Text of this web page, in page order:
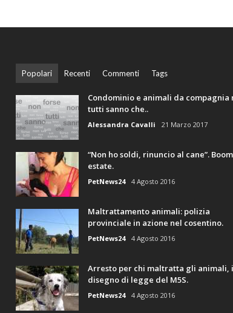
Popolari Recenti Commenti Tags
Condominio e animali da compagnia
tutti sanno che..
Alessandra Cavalli 21 Marzo 2017
“Non ho soldi, rinuncio al cane”.
estate.
PetNews24 4 Agosto 2016
Maltrattamento animali: polizia
provinciale in azione nel cosentino.
PetNews24 4 Agosto 2016
Arresto per chi maltratta gli animali,
disegno di legge del M5S.
PetNews24 4 Agosto 2016